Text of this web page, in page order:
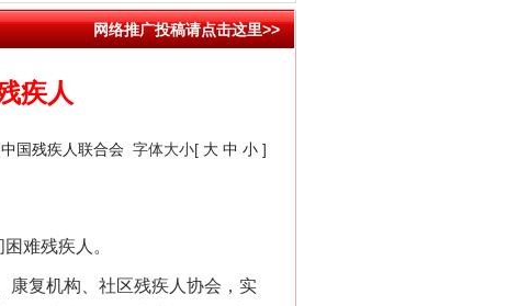
网络推广投稿请点击这里>>
疾人
中国残疾人联合会 字体大小[ 大 中 小 ]
难残疾人。
复机构、社区残疾人协会，实